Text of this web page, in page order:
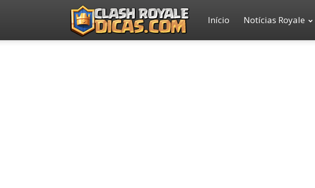
Clash
Início Notícias Royale